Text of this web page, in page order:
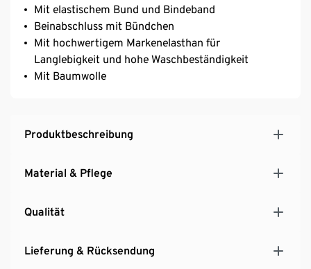
Mit elastischem Bund und Bindeband
Beinabschluss mit Bündchen
Mit hochwertigem Markenelasthan für
Langlebigkeit und hohe Waschbeständigkeit
Mit Baumwolle
Produktbeschreibung
Material & Pflege
Qualität
Lieferung & Rücksendung